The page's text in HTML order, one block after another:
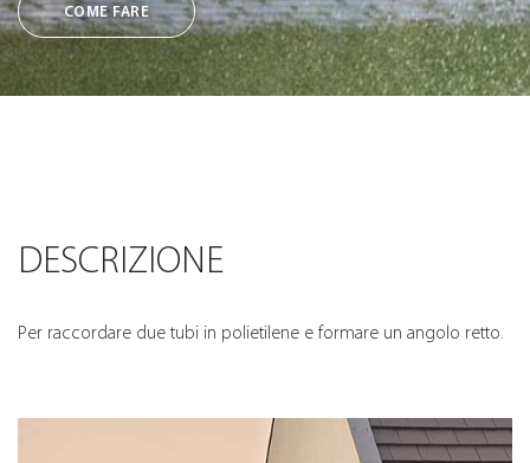
COME FARE
DESCRIZIONE
Per raccordare due tubi in polietilene e formare un angolo retto.